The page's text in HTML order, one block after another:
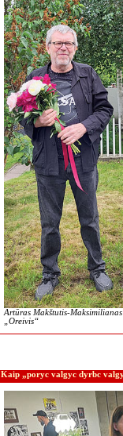
Artūras Makštutis-
„Oreivis“
Kaip „poryc valgyc dyrbc